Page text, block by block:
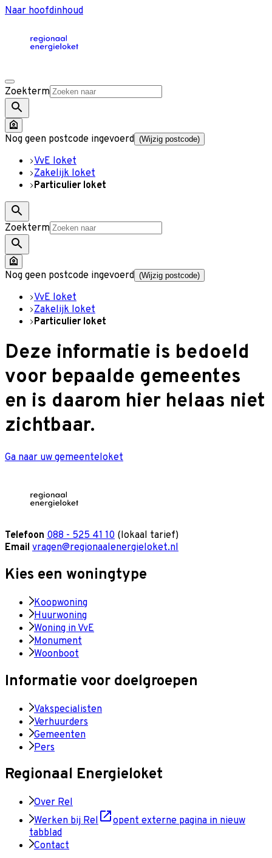
Naar hoofdinhoud
Zoekterm
Nog geen postcode ingevoerd (Wijzig postcode)
VvE loket
Zakelijk loket
Particulier loket
Zoekterm
Nog geen postcode ingevoerd (Wijzig postcode)
VvE loket
Zakelijk loket
Particulier loket
Deze informatie is bedoeld
voor bepaalde gemeentes
en is daarom hier helaas niet
zichtbaar.
Ga naar uw gemeenteloket
Telefoon 088 - 525 41 10 (lokaal tarief)
Email vragen@regionaalenergieloket.nl
Kies een woningtype
Koopwoning
Huurwoning
Woning in VvE
Monument
Woonboot
Informatie voor doelgroepen
Vakspecialisten
Verhuurders
Gemeenten
Pers
Regionaal Energieloket
Over Rel
Werken bij Rel
opent externe pagina in nieuw
tabblad
Contact